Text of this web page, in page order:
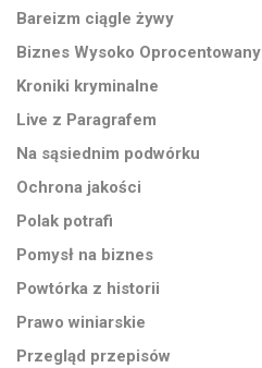
Bareizm ciągle żywy
Biznes Wysoko Oprocentowany
Kroniki kryminalne
Live z Paragrafem
Na sąsiednim podwórku
Ochrona jakości
Polak potrafi
Pomysł na biznes
Powtórka z historii
Prawo winiarskie
Przegląd przepisów